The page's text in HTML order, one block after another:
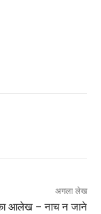
अगला लेख
आलेख – नाच न जाने